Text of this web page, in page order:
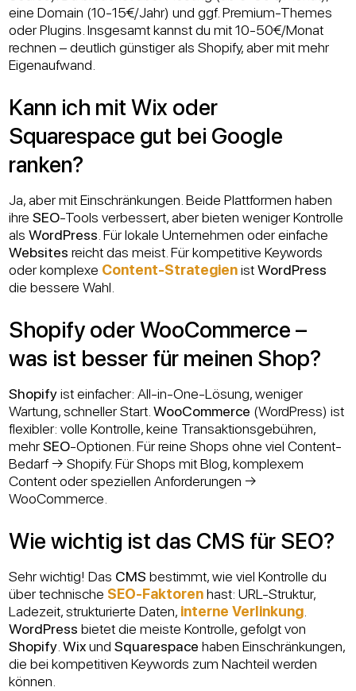
eine Domain (10-15€/Jahr) und ggf. Premium-Themes
oder Plugins. Insgesamt kannst du mit 10-50€/Monat
rechnen – deutlich günstiger als Shopify, aber mit mehr
Eigenaufwand.
Kann ich mit Wix oder
Squarespace gut bei Google
ranken?
Ja, aber mit Einschränkungen. Beide Plattformen haben
ihreSEO-Tools verbessert, aber bieten weniger Kontrolle
alsWordPress. Für lokale Unternehmen oder einfache
Websites reicht das meist. Für kompetitive Keywords
oder komplexe Content-StrategienistWordPress
die bessere Wahl.
Shopify oder WooCommerce –
was ist besser für meinen Shop?
Shopifyist einfacher: All-in-One-Lösung, weniger
Wartung, schneller Start.WooCommerce (WordPress) ist
flexibler: volle Kontrolle, keine Transaktionsgebühren,
mehrSEO-Optionen. Für reine Shops ohne viel Content-
Bedarf → Shopify. Für Shops mit Blog, komplexem
Content oder speziellen Anforderungen →
WooCommerce.
Wie wichtig ist das CMS für SEO?
Sehr wichtig! Das CMS bestimmt, wie viel Kontrolle du
über technische SEO-Faktorenhast: URL-Struktur,
Ladezeit, strukturierte Daten, interne Verlinkung.
WordPress bietet die meiste Kontrolle, gefolgt von
Shopify.WixundSquarespace haben Einschränkungen,
die bei kompetitiven Keywords zum Nachteil werden
können.